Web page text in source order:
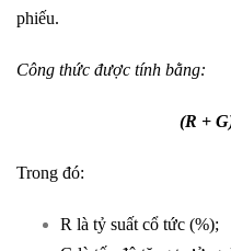
phiếu.
Công thức được tính bằng:
(R +
Trong đó:
R là tỷ suất cổ tức (%);